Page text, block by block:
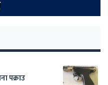
पक्राउ